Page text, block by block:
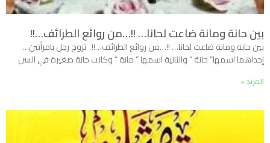
بين حانة ومانة ضاعت لحانا… !!…من روائع الطرائف…!!
بين حانة ومانة ضاعت لحانا… !!…من روائع الطرائف…!! تزوج رجل بامرأتين…
إحداهما اسمها” حانة ” والثانية اسمها ” مانة ” وكانت حانة صغيرة في السن
المزيد »